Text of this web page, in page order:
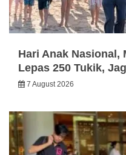
Hari Anak Nasional,
Lepas 250 Tukik,
7 August 2026